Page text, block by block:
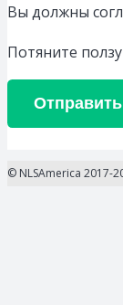
Вы должны
Потяните
© NLSAmerica 2017-